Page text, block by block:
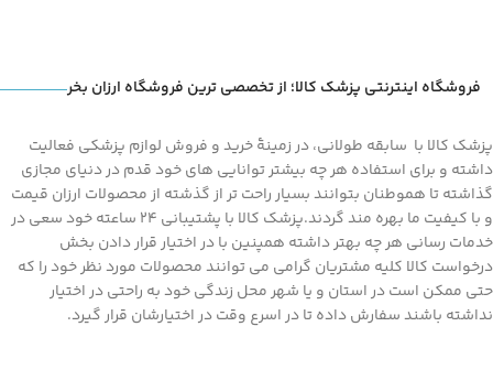
فروشگاه اینترنتی پزشک کالا؛ از تخصصی ترین فروشگاه ارزان بخر
پزشک کالا با سابقه طولانی، در زمینۀ خرید و فروش لوازم پزشکی فعالیت
داشته و برای استفاده هر چه بیشتر توانایی های خود قدم در دنیای مجازی
گذاشته تا هموطنان بتوانند بسیار راحت تر از گذشته از محصولات ارزان قیمت
و با کیفیت ما بهره مند گردند.پزشک کالا با پشتیبانی 24 ساعته خود سعی در
خدمات رسانی هر چه بهتر داشته همپنین با در اختیار قرار دادن بخش
درخواست کالا کلیه مشتریان گرامی می توانند محصولات مورد نظر خود را که
حتی ممکن است در استان و یا شهر محل زندگی خود به راحتی در اختیار
نداشته باشند سفارش داده تا در اسرع وقت در اختیارشان قرار گیرد.